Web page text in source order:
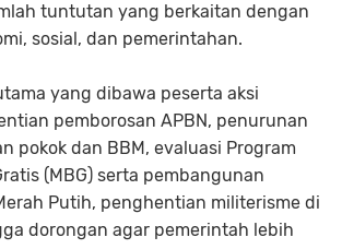
tuntutan yang berkaitan dengan
sosial, dan pemerintahan.
yang dibawa peserta aksi
pemborosan APBN, penurunan
pokok dan BBM, evaluasi Program
(MBG) serta pembangunan
Putih, penghentian militerisme di
dorongan agar pemerintah lebih